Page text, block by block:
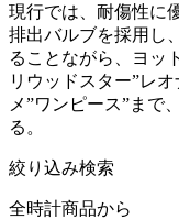
現行では、耐傷性に
排出バルブを採用し
ることながら、ヨッ
リウッドスター”レ
メ”ワンピース”まで
る。
絞り込み検索
全時計商品から